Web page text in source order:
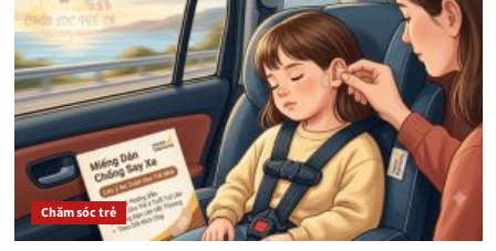
Chăm sóc trẻ